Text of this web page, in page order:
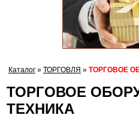
Каталог » ТОРГОВЛЯ » ТОРГОВОЕ
ТОРГОВОЕ
ТЕХНИКА